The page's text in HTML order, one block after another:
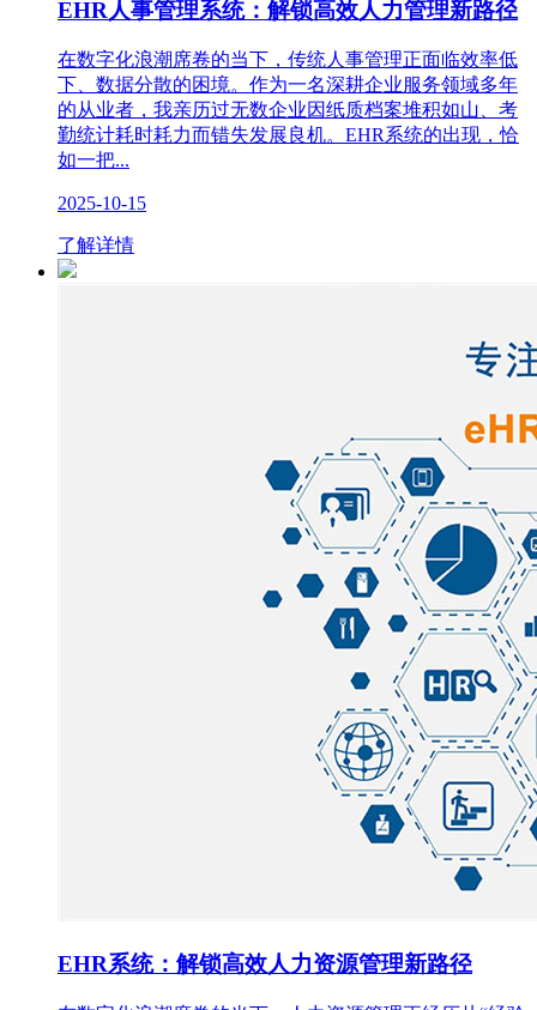
EHR人事管理系统：解锁高效人力管理新路径
在数字化浪潮席卷的当下，传统人事管理正面临效率低
下、数据分散的困境。作为一名深耕企业服务领域多年
的从业者，我亲历过无数企业因纸质档案堆积如山、考
勤统计耗时耗力而错失发展良机。EHR系统的出现，恰
如一把...
2025-10-15
了解详情
EHR系统：解锁高效人力资源管理新路径